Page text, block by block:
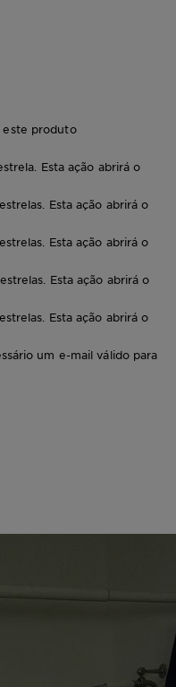
este produto
Esta ação abrirá o
Esta ação abrirá o
Esta ação abrirá o
Esta ação abrirá o
Esta ação abrirá o
um e-mail válido para